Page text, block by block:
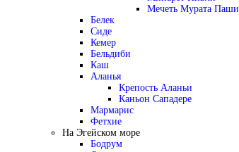
Мечеть Мурата Паши
Белек
Сиде
Кемер
Бельдиби
Каш
Аланья
Крепость Аланьи
Каньон Сападере
Мармарис
Фетхие
На Эгейском море
Бодрум